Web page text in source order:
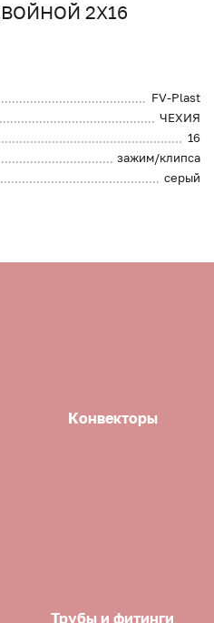
2Х16
FV-Plast
ЧЕХИЯ
16
зажим/клипса
серый
Конвекторы
Трубы и фитинги